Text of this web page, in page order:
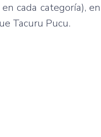
cada categoría),
Tacuru Pucu.